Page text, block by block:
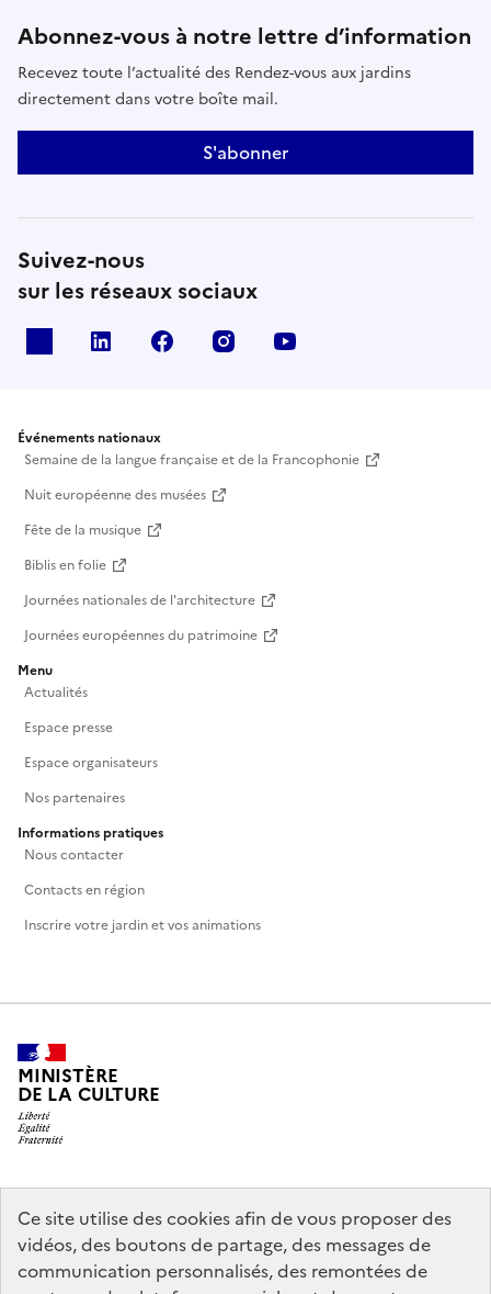
Ce site utilise des cookies afin de vous proposer des
vidéos, des boutons de partage, des messages de
communication personnalisés, des remontées de
Abonnez-vous à notre lettre d’information
Recevez toute l’actualité des Rendez-vous aux jardins
directement dans votre boîte mail.
S'abonner
Suivez-nous
sur les réseaux sociaux
Linkedin Facebook Instagram
Événements nationaux
Semaine de la langue française et de la Francophonie
Nuit européenne des musées
Fête de la musique
Biblis en folie
Journées nationales de l'architecture
Journées européennes du patrimoine
Menu
Actualités
Espace presse
Espace organisateurs
Nos partenaires
Informations pratiques
Nous contacter
Contacts en région
Inscrire votre jardin et vos animations
MINISTÈRE
DE LA CULTURE
legifrance.gouv.fr
info.gouv.fr
service-public.gouv.fr
data.gouv.fr